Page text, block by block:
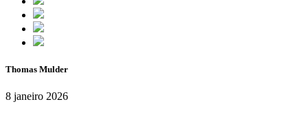
Thomas Mulder
8 janeiro 2026